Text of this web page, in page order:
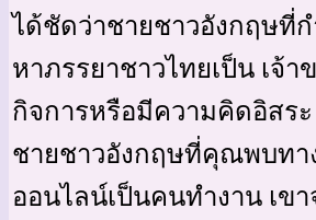
ได้ชัดว่าชายชาวอังกฤษที่ก
หาภรรยาชาวไทยเป็น เจ้า
กิจการหรือมีความคิดอิสร
ชายชาวอังกฤษที่คุณพบทา
ออนไลน์เป็นคนทำงาน เขา